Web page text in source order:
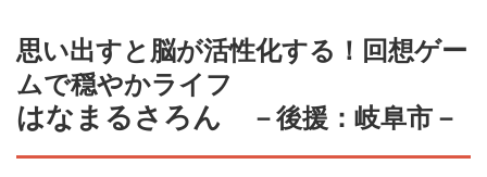
思い出すと脳が活性化する！回想ゲー
ムで穏やかライフ
はなまるさろん －後援：岐阜市－